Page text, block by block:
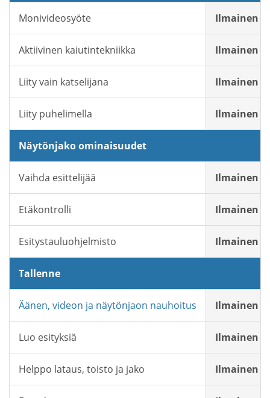
Monivideosyöte Ilmainen
Aktiivinen kaiutintekniikka Ilmainen
Liity vain katselijana Ilmainen
Liity puhelimella Ilmainen
Näytönjako ominaisuudet
Vaihda esittelijää Ilmainen
Etäkontrolli Ilmainen
Esitystauluohjelmisto Ilmainen
Tallenne
Äänen, videon ja näytönjaon nauhoitus Ilmainen
Luo esityksiä Ilmainen
Helppo lataus, toisto ja jako Ilmainen